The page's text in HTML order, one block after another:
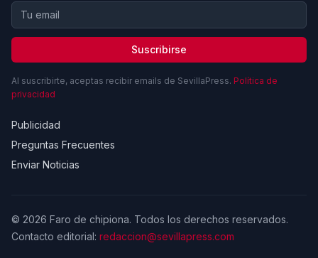
Suscribirse
Al suscribirte, aceptas recibir emails de SevillaPress. Política de
privacidad
Publicidad
Preguntas Frecuentes
Enviar Noticias
© 2026 Faro de chipiona. Todos los derechos reservados.
Contacto editorial: redaccion@sevillapress.com